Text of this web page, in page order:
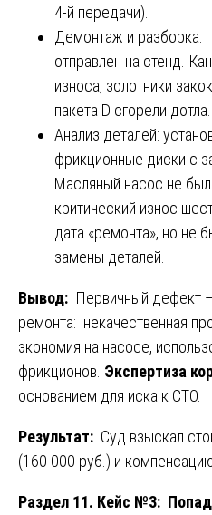
4-й передачи).
Демонтаж и разборка:
отправлен на стенд.
износа, золотники
пакета D сгорели дотла.
Анализ деталей:
фрикционные диски с
Масляный насос не
критический износ
дата «ремонта», но не
замены деталей.
Вывод: Первичный дефект
ремонта: некачественная
экономия на насосе,
фрикционов. Экспертиза
основанием для иска к СТО.
Результат: Суд взыскал
(160 000 руб.) и
Раздел 11. Кейс №3: